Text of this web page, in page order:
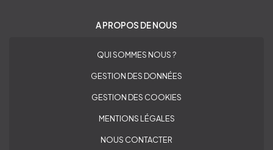
A PROPOS DE NOUS
QUI SOMMES NOUS ?
GESTION DES DONNÉES
GESTION DES COOKIES
MENTIONS LÉGALES
NOUS CONTACTER